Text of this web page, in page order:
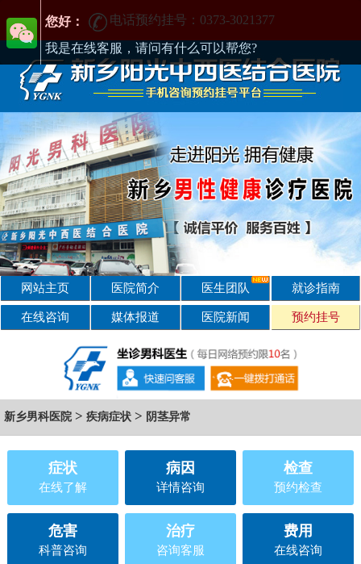
电话预约挂号：0373-3021377
在新乡哪家男科医院好?找正规医院-新乡阳光男科医院
网站主页 医院简介 医生团队 就诊指南
在线咨询 媒体报道 医院新闻 预约挂号
电话预约挂号：0373-3021377
新乡男科医院 > 疾病症状 > 阴茎异常
症状
在线了解
病因
详情咨询
检查
预约检查
危害
科普咨询
治疗
咨询客服
费用
在线咨询
您好：
我是在线客服，请问有什么可以帮您?